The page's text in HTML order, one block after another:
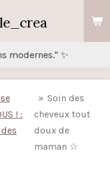
modernes." ✨
! :
» Soin des
cheveux tout
doux de
maman ☆